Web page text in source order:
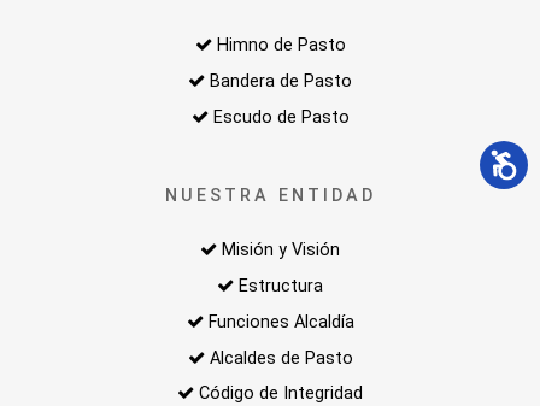
Himno de Pasto
Bandera de Pasto
Escudo de Pasto
NUESTRA ENTIDAD
Misión y Visión
Estructura
Funciones Alcaldía
Alcaldes de Pasto
Código de Integridad